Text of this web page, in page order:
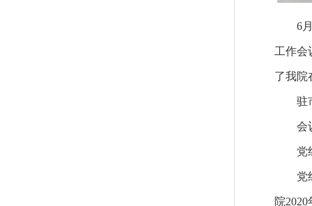
6月
工作会
了我院
驻市
会议
党组
党组
院